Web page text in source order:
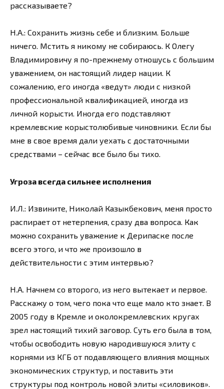
рассказываете?
Н.А.: Сохранить жизнь себе и близким. Больше
ничего. Мстить я никому не собираюсь. К Олегу
Владимировичу я по-прежнему отношусь с большим
уважением, он настоящий лидер нации. К
сожалению, его иногда «ведут» люди с низкой
профессиональной квалификацией, иногда из
личной корысти. Иногда его подставляют
кремлевские корыстолюбивые чиновники. Если бы
мне в свое время дали уехать с достаточными
средствами – сейчас все было бы тихо.
Угроза всегда сильнее исполнения
И.Л.: Извините, Николай Казыкбекович, меня просто
распирает от нетерпения, сразу два вопроса. Как
можно сохранить уважение к Дерипаске после
всего этого, и что же произошло в
действительности с этим интервью?
Н.А. Начнем со второго, из него вытекает и первое.
Расскажу о том, чего пока что еще мало кто знает. В
2005 году в Кремле и околокремлевских кругах
зрел настоящий тихий заговор. Суть его была в том,
чтобы освободить новую народившуюся элиту с
корнями из КГБ от подавляющего влияния мощных
экономических структур, и поставить эти
структуры под контроль новой элиты «силовиков».